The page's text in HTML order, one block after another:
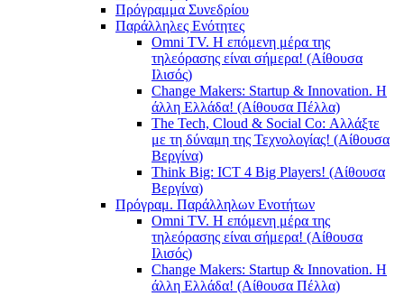
Πρόγραμμα Συνεδρίου
Παράλληλες Ενότητες
Omni TV. Η επόμενη μέρα της
τηλεόρασης είναι σήμερα! (Αίθουσα
Ιλισός)
Change Makers: Startup & Innovation. Η
άλλη Ελλάδα! (Αίθουσα Πέλλα)
The Tech, Cloud & Social Co: Αλλάξτε
με τη δύναμη της Τεχνολογίας! (Αίθουσα
Βεργίνα)
Think Big: ICT 4 Big Players! (Αίθουσα
Βεργίνα)
Πρόγραμ. Παράλληλων Ενοτήτων
Omni TV. Η επόμενη μέρα της
τηλεόρασης είναι σήμερα! (Αίθουσα
Ιλισός)
Change Makers: Startup & Innovation. Η
άλλη Ελλάδα! (Αίθουσα Πέλλα)